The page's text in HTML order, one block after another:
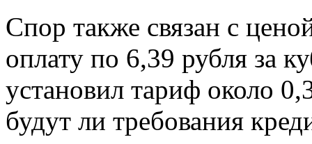
Спор также связан с
оплату по 6,39 рубля за
установил тариф около
будут ли требования